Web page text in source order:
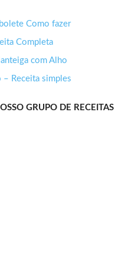
Como fazer
Completa
com Alho
– Receita simples
GRUPO DE RECEITAS